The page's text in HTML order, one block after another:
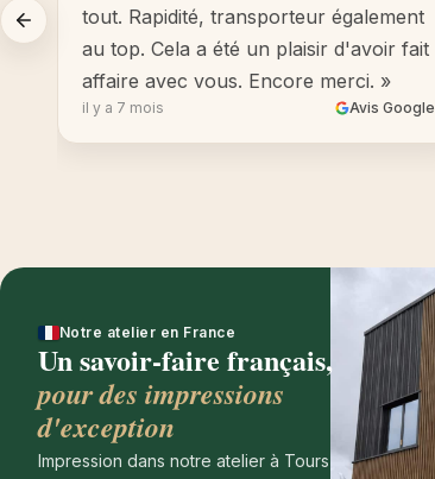
tout. Rapidité, transporteur également
au top. Cela a été un plaisir d'avoir fait
affaire avec vous. Encore merci. »
il y a 7 mois Avis Google
Notre atelier en France
Un savoir-faire français,
pour des impressions
d'exception
Impression dans notre atelier à Tours